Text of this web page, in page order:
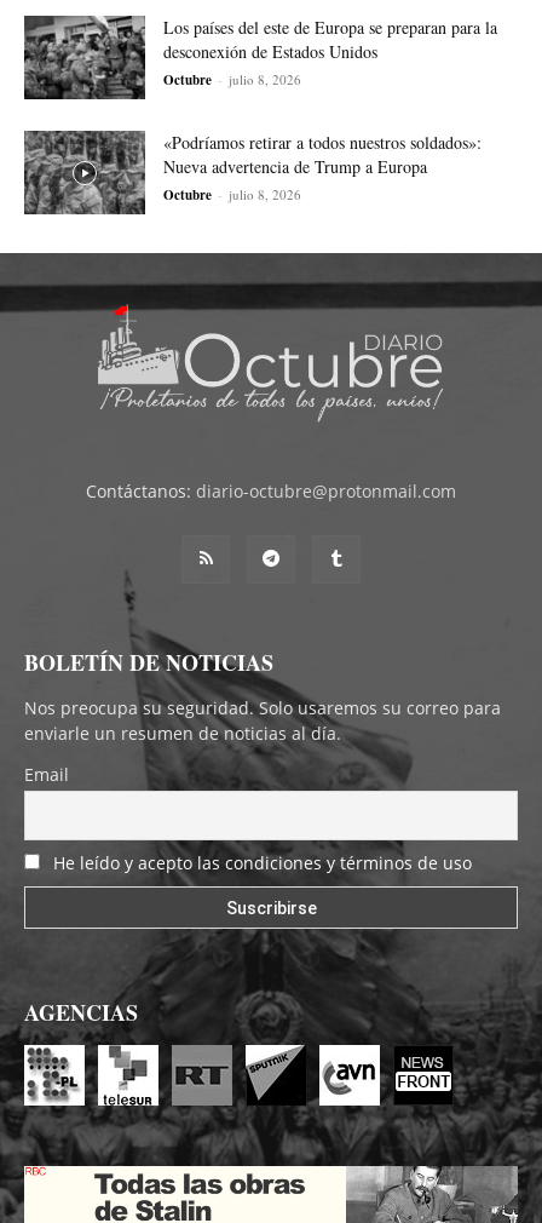
Los países del este de Europa se preparan para la
desconexión de Estados Unidos
Octubre - julio 8, 2026
«Podríamos retirar a todos nuestros soldados»:
Nueva advertencia de Trump a Europa
Octubre - julio 8, 2026
Contáctanos: diario-octubre@protonmail.com
BOLETÍN DE NOTICIAS
Nos preocupa su seguridad. Solo usaremos su correo para
enviarle un resumen de noticias al día.
Email
He leído y acepto las condiciones y términos de uso
AGENCIAS